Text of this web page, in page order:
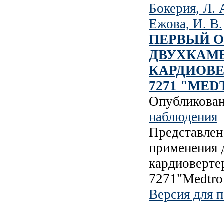
Бокерия, Л.
Ежова, И. В.
ПЕРВЫЙ
7271
наблюдения
применения
Версия для